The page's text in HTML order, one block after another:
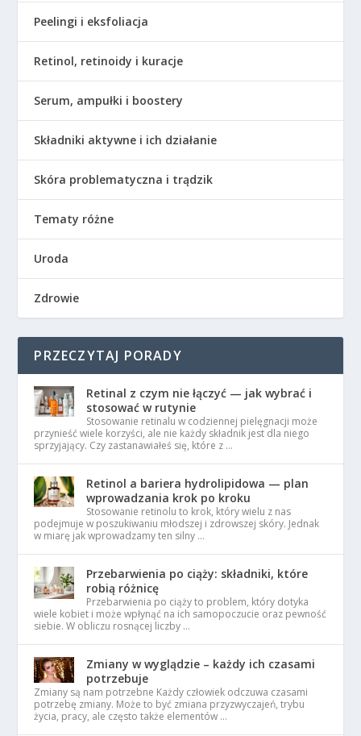
Peelingi i eksfoliacja
Retinol, retinoidy i kuracje
Serum, ampułki i boostery
Składniki aktywne i ich działanie
Skóra problematyczna i trądzik
Tematy różne
Uroda
Zdrowie
PRZECZYTAJ PORADY
Retinal z czym nie łączyć — jak wybrać i
stosować w rutynie
Stosowanie retinalu w codziennej pielęgnacji może
przynieść wiele korzyści, ale nie każdy składnik jest dla niego
sprzyjający. Czy zastanawiałeś się, które z …
Retinol a bariera hydrolipidowa — plan
wprowadzania krok po kroku
Stosowanie retinolu to krok, który wielu z nas
podejmuje w poszukiwaniu młodszej i zdrowszej skóry. Jednak
w miarę jak wprowadzamy ten silny …
Przebarwienia po ciąży: składniki, które
robią różnicę
Przebarwienia po ciąży to problem, który dotyka
wiele kobiet i może wpłynąć na ich samopoczucie oraz pewność
siebie. W obliczu rosnącej liczby …
Zmiany w wyglądzie – każdy ich czasami
potrzebuje
Zmiany są nam potrzebne Każdy człowiek odczuwa czasami
potrzebę zmiany. Może to być zmiana przyzwyczajeń, trybu
życia, pracy, ale często także elementów …